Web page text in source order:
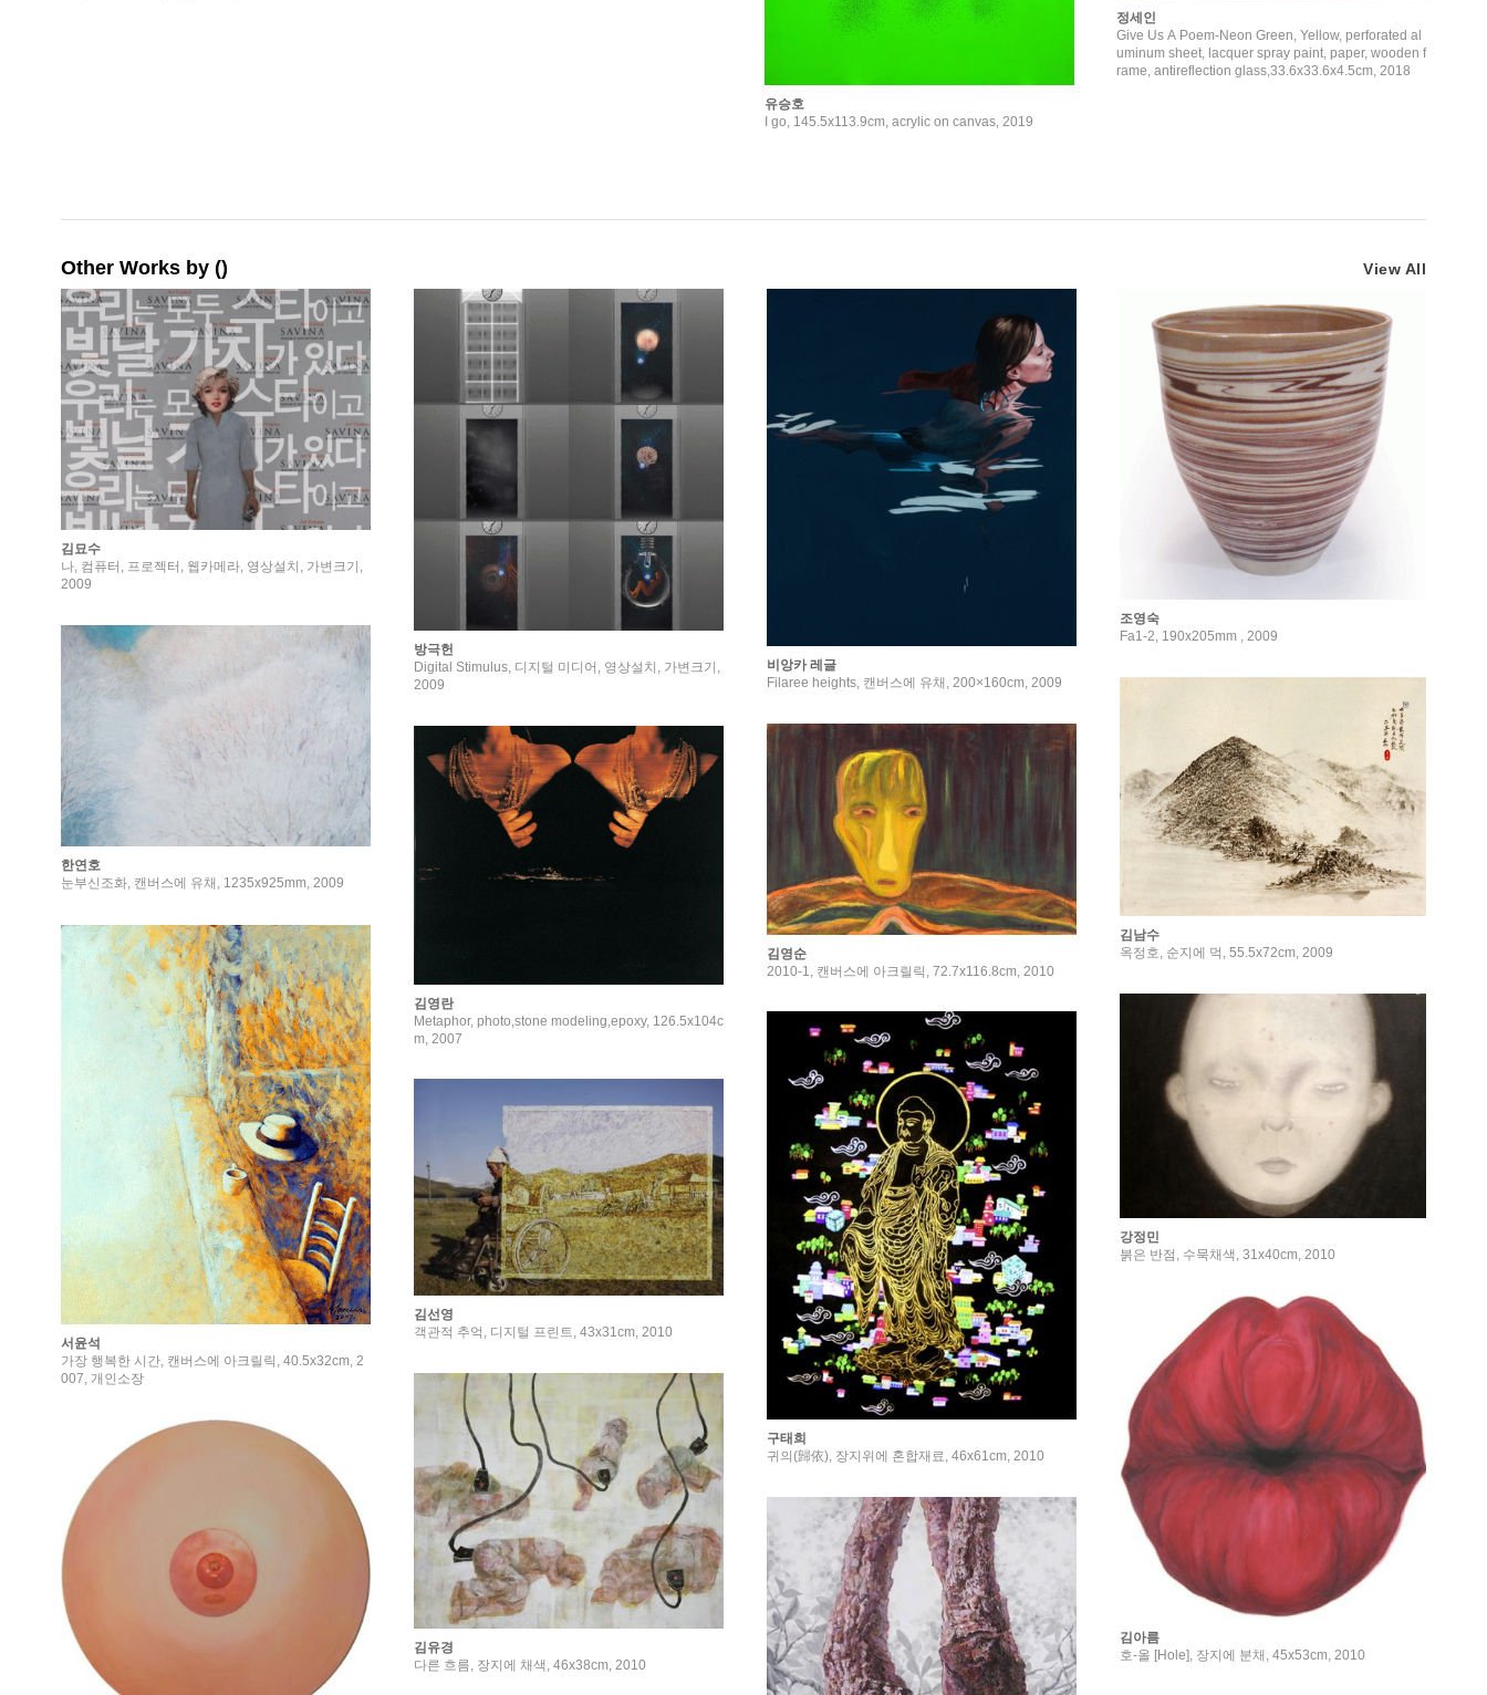
유승호
I go, 145.5x113.9cm, acrylic on canvas, 2019
정세인
Give Us A Poem-Neon Green, Yellow, perforated al
uminum sheet, lacquer spray paint, paper, wooden f
rame, antireflection glass,33.6x33.6x4.5cm, 2018
Other Works by () View All
김묘수
나, 컴퓨터, 프로젝터, 웹카메라, 영상설치, 가변크기,
2009
방극헌
Digital Stimulus, 디지털 미디어, 영상설치, 가변크기,
2009
비앙카 레글
Filaree heights, 캔버스에 유채, 200×160cm, 2009
조영숙
Fa1-2, 190x205mm , 2009
한연호
눈부신조화, 캔버스에 유채, 1235x925mm, 2009
김남수
옥정호, 순지에 먹, 55.5x72cm, 2009
김영순
2010-1, 캔버스에 아크릴릭, 72.7x116.8cm, 2010
김영란
Metaphor, photo,stone modeling,epoxy, 126.5x104c
m, 2007
서윤석
가장 행복한 시간, 캔버스에 아크릴릭, 40.5x32cm, 2
007, 개인소장
강정민
붉은 반점, 수묵채색, 31x40cm, 2010
구태희
귀의(歸依), 장지위에 혼합재료, 46x61cm, 2010
김선영
객관적 추억, 디지털 프린트, 43x31cm, 2010
김아름
호-올 [Hole], 장지에 분채, 45x53cm, 2010
김유경
다른 흐름, 장지에 채색, 46x38cm, 2010